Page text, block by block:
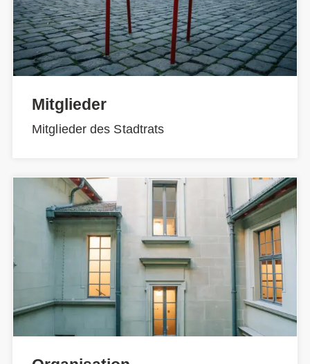
Mitglieder
Mitglieder des Stadtrats